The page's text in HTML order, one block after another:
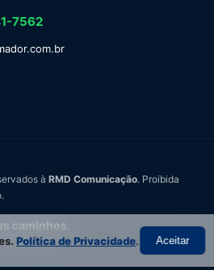
7562
à RMD Comunicação. Proibida
caminhos.
Política de Privacidade. Aceitar